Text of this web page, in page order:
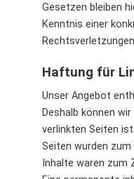
Gesetzen bleiben
Kenntnis einer
Haftung für
Unser Angebot
Deshalb können
verlinkten Seiten
Seiten wurden
Inhalte waren zum